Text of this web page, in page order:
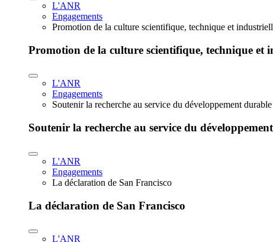
L'ANR
Engagements
Promotion de la culture scientifique, technique et
Promotion de la culture scientifique, technique et
L'ANR
Engagements
Soutenir la recherche au service du développement durable
Soutenir la recherche au service du
L'ANR
Engagements
La déclaration de San Francisco
La déclaration de San Francisco
L'ANR